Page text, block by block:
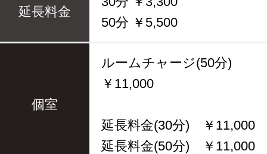
延長料金
50分 ￥5,500
個室
ルームチャージ(50分)
￥11,000
延長料金(30分) ￥11,000
延長料金(50分) ￥11,000